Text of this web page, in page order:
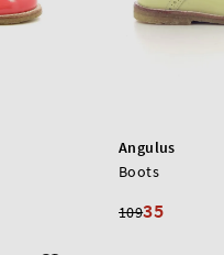
Angulus
Boots
10935